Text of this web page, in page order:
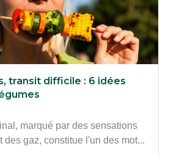
transit difficile : 6 idées
marqué par des sensations
des gaz, constitue l'un des mot...